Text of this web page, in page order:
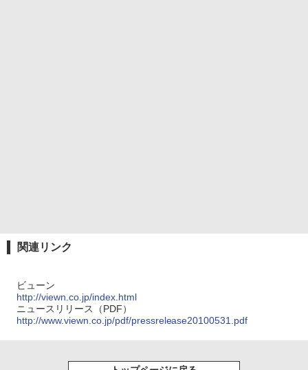
関連リンク
ビューン
http://viewn.co.jp/index.html
ニュースリリース（PDF）
http://www.viewn.co.jp/pdf/pressrelease20100531.pdf